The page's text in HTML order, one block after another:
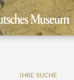
IHRE SUCHE